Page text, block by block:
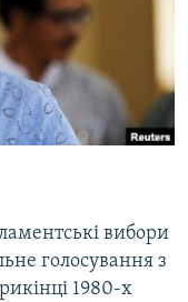
вибори
голосування з
1980-х